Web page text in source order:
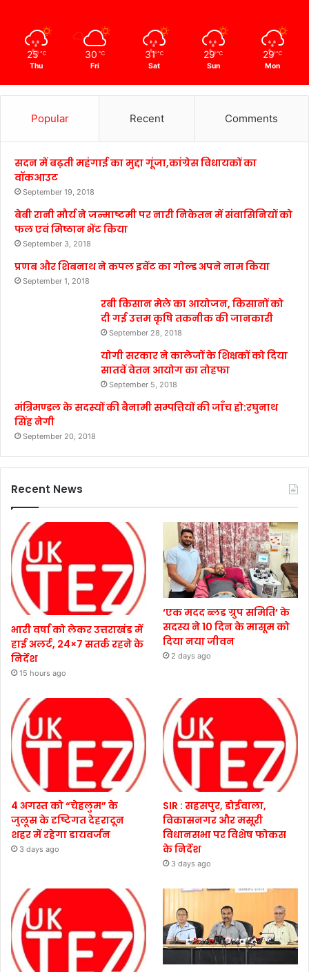
25 ℃
Thu
30 ℃
Fri
31 ℃
Sat
29 ℃
Sun
29 ℃
Mon
Popular Recent Comments
सदन में बढ़ती महंगाई का मुद्दा गूंजा,कांग्रेस विधायकों का
वॉकआउट
September 19, 2018
बेबी रानी मौर्य ने जन्माष्टमी पर नारी निकेतन में संवासिनियों को
फल एवं मिष्ठान भेंट किया
September 3, 2018
प्रणब और शिबनाथ ने कपल इवेंट का गोल्ड अपने नाम किया
September 1, 2018
रबी किसान मेले का आयोजन, किसानों को
दी गई उत्तम कृषि तकनीक की जानकारी
September 28, 2018
योगी सरकार ने कालेजों के शिक्षकों को दिया
सातवें वेतन आयोग का तोहफा
September 5, 2018
मंत्रिमण्डल के सदस्यों की बैनामी सम्पत्तियों की जाँच हो:रघुनाथ
सिंह नेगी
September 20, 2018
Recent News
भारी वर्षा को लेकर उत्तराखंड में
हाई अलर्ट, 24×7 सतर्क रहने के
निर्देश
15 hours ago
‘एक मदद ब्लड ग्रुप समिति’ के
सदस्य ने 10 दिन के मासूम को
दिया नया जीवन
2 days ago
4 अगस्त को “चेहलुम” के
जुलूस के दृष्टिगत देहरादून
शहर में रहेगा डायवर्जन
3 days ago
SIR : सहसपुर, डोईवाला,
विकासनगर और मसूरी
विधानसभा पर विशेष फोकस
के निर्देश
3 days ago